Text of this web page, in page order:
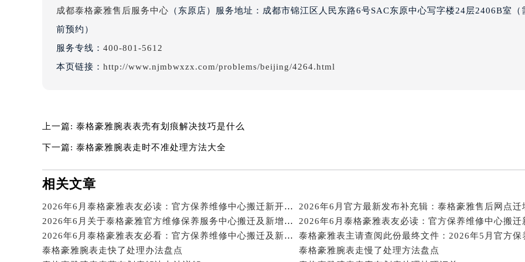
辽宁省沈阳市沈河区中街路137号亨得利名表维修授权店1楼泰格豪雅售后服务中心（需提前预约）
河北省保定市竞秀区朝阳北大街北国先天下泰格豪雅售后服务中心（需提前预约）
内蒙古自治区包头市青山区幸福路甲3号王府井百货名表维修泰格豪雅售后服务中心（需提前预约）
内蒙古自治区呼伦贝尔市海拉尔区中央街泰格豪雅售后服务中心（需提前预约）
内蒙古自治区乌海市海勃湾区人民南路泰格豪雅售后服务中心（需提前预约）
内蒙古自治区乌兰察布市集宁区恩和大街泰格豪雅售后服务中心（需提前预约）
内蒙古自治区锡林郭勒盟市锡林浩特市光明街与额尔敦路交叉口泰格豪雅售后服务中心（需提前预约
内蒙古自治区兴安盟市乌兰浩特市兴安大街泰格豪雅售后服务中心（需提前预约）
成都泰格豪雅售后服务中心 （东原店）服务地址：成都市锦江区人民东路6号SAC东原中心写字楼24层2406B室（
前预约）
服务专线： 400-801-5612
本页链接： http://www.njmbwxzx.com/problems/beijing/4264.html
上一篇: 泰格豪雅腕表表壳有划痕解决技巧是什么
下一篇: 泰格豪雅腕表走时不准处理方法大全
相关文章
2026年6月泰格豪雅表友必读：官方保养维修中心搬迁新开明细
2026年6月关于泰格豪雅官方维修保养服务中心搬迁及新增的正式文件全文
2026年6月泰格豪雅表友必读：官方保养维修中心搬迁
2026年6月泰格豪雅表友必看：官方保养维修中心搬迁及新开详情
泰格豪雅腕表走快了处理办法盘点
泰格豪雅腕表走慢了处理方法盘点